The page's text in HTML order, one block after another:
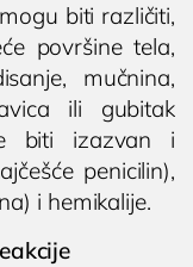
mogu biti različiti,
površine tela,
mučnina,
ili gubitak
biti izazvan i
penicilin),
i hemikalije.